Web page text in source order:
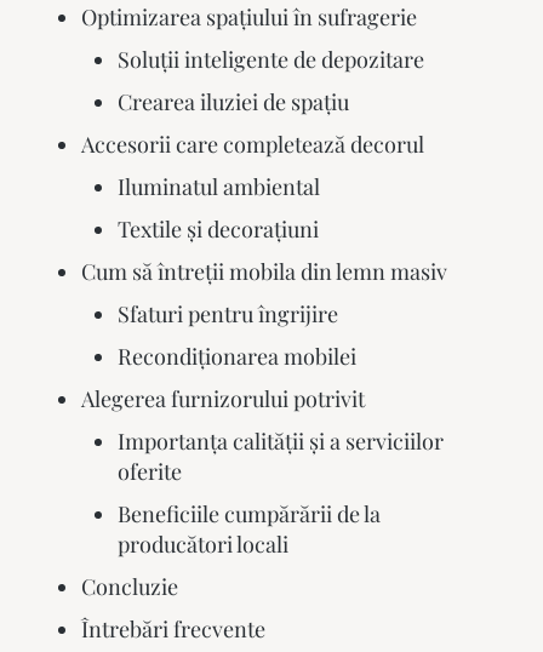
Optimizarea spațiului în sufragerie
Soluții inteligente de depozitare
Crearea iluziei de spațiu
Accesorii care completează decorul
Iluminatul ambiental
Textile și decorațiuni
Cum să întreții mobila din lemn masiv
Sfaturi pentru îngrijire
Recondiționarea mobilei
Alegerea furnizorului potrivit
Importanța calității și a serviciilor
oferite
Beneficiile cumpărării de la
producători locali
Concluzie
Întrebări frecvente